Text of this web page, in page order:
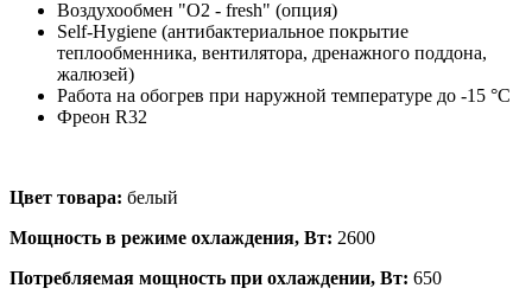
Воздухообмен "О2 - fresh" (опция)
Self-Hygiene (антибактериальное покрытие
теплообменника, вентилятора, дренажного поддона,
жалюзей)
Работа на обогрев при наружной температуре до -15 °C
Фреон R32
Цвет товара: белый
Мощность в режиме охлаждения, Вт: 2600
Потребляемая мощность при охлаждении, Вт: 650